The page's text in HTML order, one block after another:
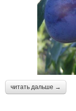
читать дальше →